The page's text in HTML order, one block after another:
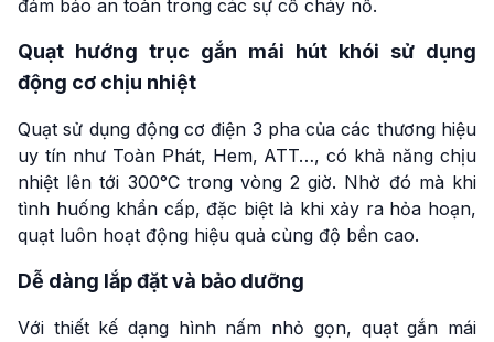
đảm bảo an toàn trong các sự cố cháy nổ.
Quạt hướng trục gắn mái hút khói sử dụng
động cơ chịu nhiệt
Quạt sử dụng động cơ điện 3 pha của các thương hiệu
uy tín như Toàn Phát, Hem, ATT…, có khả năng chịu
nhiệt lên tới 300°C trong vòng 2 giờ. Nhờ đó mà khi
tình huống khẩn cấp, đặc biệt là khi xảy ra hỏa hoạn,
quạt luôn hoạt động hiệu quả cùng độ bền cao.
Dễ dàng lắp đặt và bảo dưỡng
Với thiết kế dạng hình nấm nhỏ gọn, quạt gắn mái